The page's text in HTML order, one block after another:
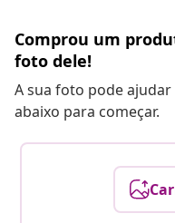
Comprou um
foto dele!
A sua foto pode
abaixo para começar.